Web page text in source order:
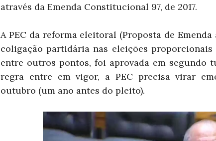
através da Emenda Constitucional 97, de 2017.
A PEC da reforma eleitoral (Proposta de
coligação partidária nas eleições
entre outros pontos, foi aprovada em segundo
regra entre em vigor, a PEC precisa virar
outubro (um ano antes do pleito).